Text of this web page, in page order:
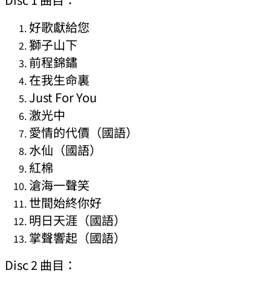
好歌獻給您
獅子山下
前程錦鏽
在我生命裏
Just For You
激光中
愛情的代價（國語）
水仙（國語）
紅棉
滄海一聲笑
世間始終你好
明日天涯（國語）
掌聲響起（國語）
Disc 2 曲目：